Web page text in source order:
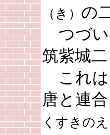
（き） の
つづい
筑紫城
これは
唐と連
くすきのえ